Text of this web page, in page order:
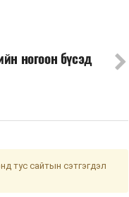
ногоон бүсэд
тус сайтын сэтгэгдэл